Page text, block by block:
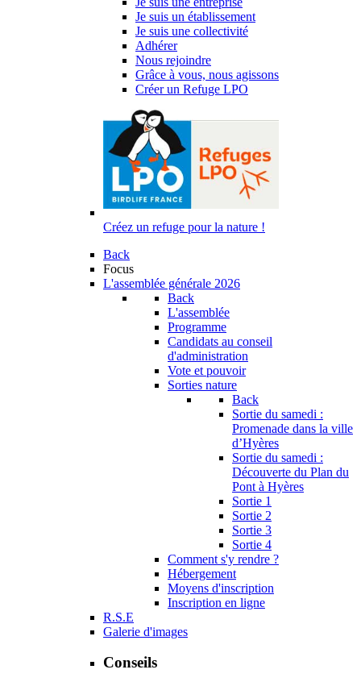
Je suis un établissement
Je suis une collectivité
Adhérer
Nous rejoindre
Grâce à vous, nous agissons
Créer un Refuge LPO
Créez un refuge pour la nature !
Back
Focus
L'assemblée générale 2026
Back
L'assemblée
Programme
Candidats au conseil
d'administration
Vote et pouvoir
Sorties nature
Back
Sortie du samedi :
Promenade dans la ville
d’Hyères
Sortie du samedi :
Découverte du Plan du
Pont à Hyères
Sortie 1
Sortie 2
Sortie 3
Sortie 4
Comment s'y rendre ?
Hébergement
Moyens d'inscription
Inscription en ligne
R.S.E
Galerie d'images
Conseils